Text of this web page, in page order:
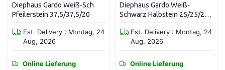
Diephaus Gardo Weiß-Sch
Pfeilerstein 37,5/37,5/20
Est. Delivery : Montag, 24
Aug, 2026
Online Lieferung
Diephaus Gardo Weiß-
Schwarz Halbstein 25/25/20
Est. Delivery : Montag, 24
Aug, 2026
Online Lieferung